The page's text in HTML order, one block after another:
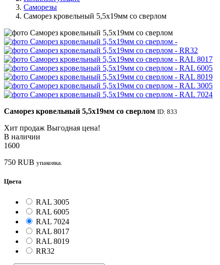
Саморезы
Саморез кровельный 5,5х19мм со сверлом
Саморез кровельный 5,5х19мм со сверлом ID: 833
Хит продаж Выгодная цена!
В наличии
1600
750 RUB упаковка.
Цвета
RAL 3005
RAL 6005
RAL 7024
RAL 8017
RAL 8019
RR32